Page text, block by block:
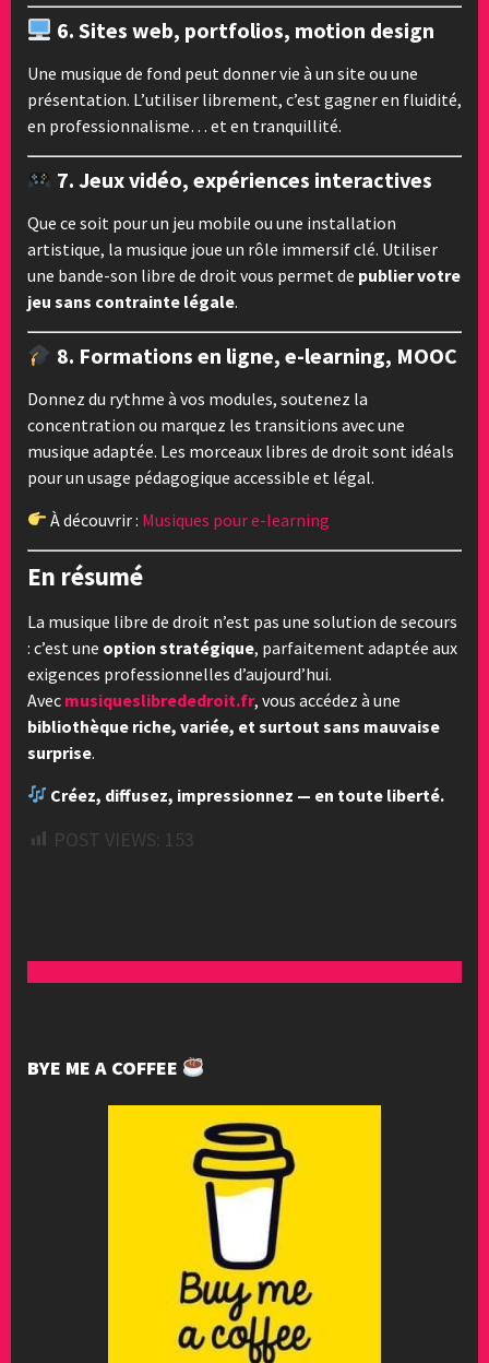
6. Sites web, portfolios, motion design
Une musique de fond peut donner vie à un site ou une
présentation. L’utiliser librement, c’est gagner en fluidité,
en professionnalisme… et en tranquillité.
7. Jeux vidéo, expériences interactives
Que ce soit pour un jeu mobile ou une installation
artistique, la musique joue un rôle immersif clé. Utiliser
une bande-son libre de droit vous permet de publier votre
jeu sans contrainte légale.
8. Formations en ligne, e-learning, MOOC
Donnez du rythme à vos modules, soutenez la
concentration ou marquez les transitions avec une
musique adaptée. Les morceaux libres de droit sont idéals
pour un usage pédagogique accessible et légal.
À découvrir : Musiques pour e-learning
En résumé
La musique libre de droit n’est pas une solution de secours
: c’est une option stratégique, parfaitement adaptée aux
exigences professionnelles d’aujourd’hui.
Avec musiqueslibrededroit.fr, vous accédez à une
bibliothèque riche, variée, et surtout sans mauvaise
surprise.
Créez, diffusez, impressionnez — en toute liberté.
POST VIEWS: 153
BYE ME A COFFEE